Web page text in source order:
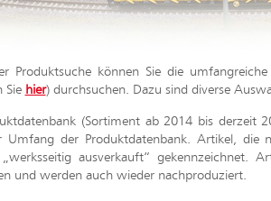
Produktsuche können Sie die
Sie hier) durchsuchen. Dazu sind diverse
(Sortiment ab 2014 bis derzeit
Umfang der Produktdatenbank. Artikel,
„werksseitig ausverkauft“
und werden auch wieder nachproduziert.